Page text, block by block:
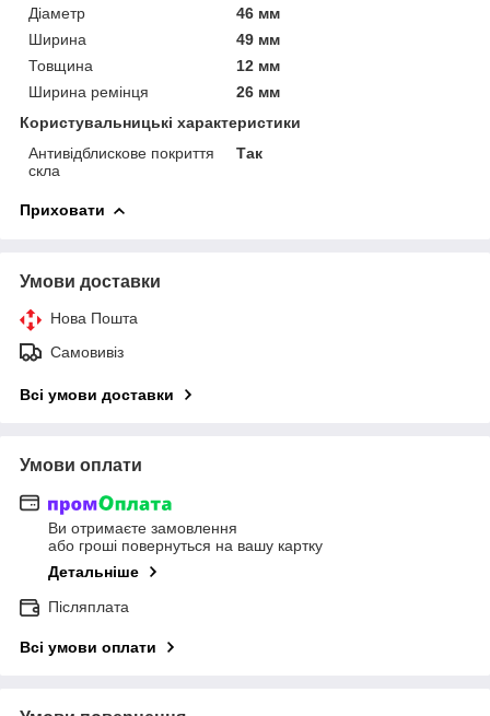
Діаметр
46 мм
Ширина
49 мм
Товщина
12 мм
Ширина ремінця
26 мм
Користувальницькі характеристики
Антивідблискове покриття
скла
Так
Приховати
Умови доставки
Нова Пошта
Самовивіз
Всі умови доставки
Умови оплати
Ви отримаєте замовлення
або гроші повернуться на вашу картку
Детальніше
Післяплата
Всі умови оплати